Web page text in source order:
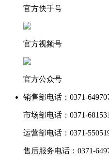
官方快手号
官方视频号
官方公众号
销售部电话： 0371-
市场部电话： 0371-
运营部电话： 0371-
售后服务电话： 0371-